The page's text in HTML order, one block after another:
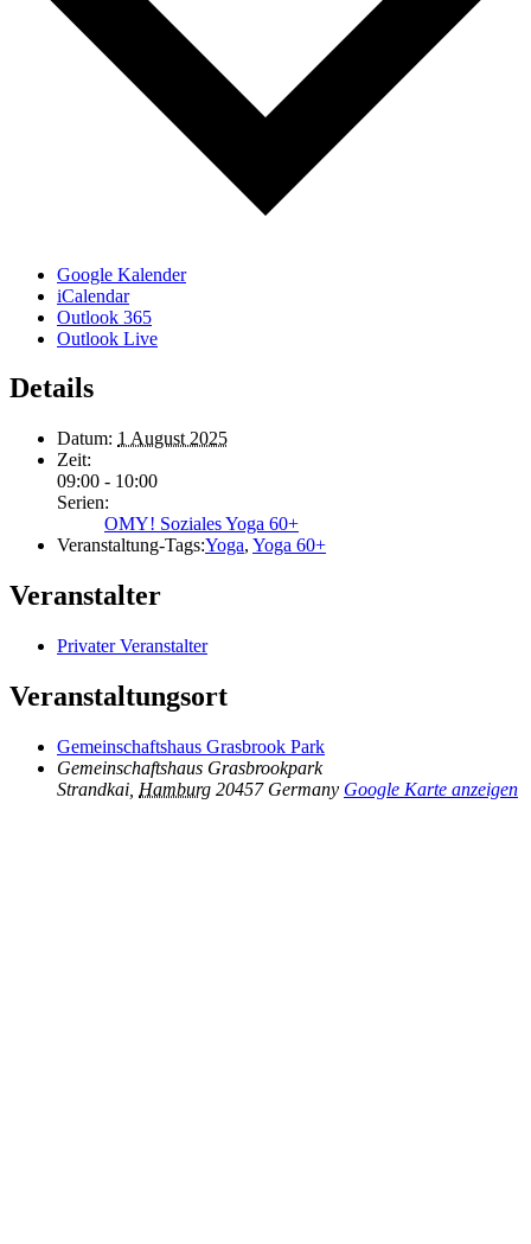
Google Kalender
iCalendar
Outlook 365
Outlook Live
Details
Datum: 1 August 2025
Zeit:
09:00 - 10:00
Serien:
OMY! Soziales Yoga 60+
Veranstaltung-Tags:Yoga, Yoga 60+
Veranstalter
Privater Veranstalter
Veranstaltungsort
Gemeinschaftshaus Grasbrook Park
Gemeinschaftshaus Grasbrookpark
Strandkai Hamburg 20457 Germany Google Karte anzeigen